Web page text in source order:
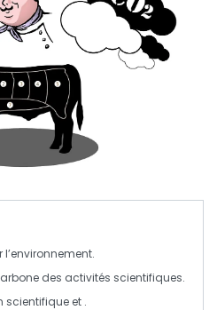
des activités scientifiques.
scientifique et .